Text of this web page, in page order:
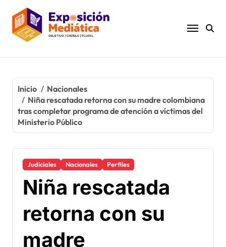
contenido
Inicio
Nacionales
Niña rescatada retorna con su madre colombiana
tras completar programa de atención a víctimas del
Ministerio Público
Judiciales Nacionales Perfiles
Niña rescatada
retorna con su
madre